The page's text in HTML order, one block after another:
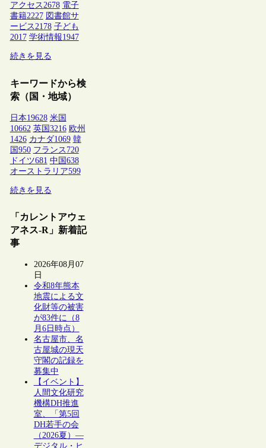
アクセス2678 電子
書籍2227 図書館サ
ービス2178 子ども
2017 学術情報1947
続きを見る
キーワードから検
索（国・地域）
日本19628 米国
10662 英国 3216 欧州
1426 カナダ1069 韓
国 950 フランス 720
ドイツ681 中国 638
オーストラリア599
続きを見る
「カレントアウェ
アネス-R」新着記
事
2026年08月07
日
令和8年熊本
地震による文
化財等の被害
が83件に（8
月6日時点）
名古屋市、名
古屋城の現天
守閣の記録を
募集中
【イベント】
人間文化研究
機構DH推進
室、「第5回
DH若手の会
（2026夏）―
デジタル・ヒ